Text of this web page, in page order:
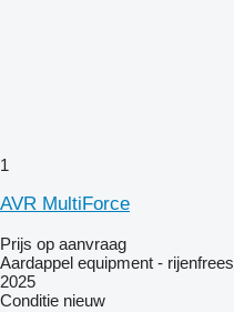
1
AVR MultiForce
Prijs op aanvraag
Aardappel equipment - rijenfrees
2025
Conditie nieuw